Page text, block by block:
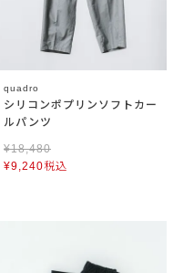
quadro
シリコンポプリンソフトカー
ルパンツ
¥18,480
¥9,240税込